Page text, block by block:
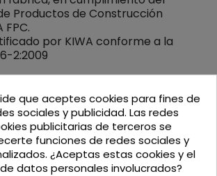
Productos de Construcción
FPC.
por KIWA conforme a la
2:2009
que aceptes cookies para fines de
sociales y publicidad. Las redes
publicitarias de terceros se
funciones de redes sociales y
¿Aceptas estas cookies y el
datos personales involucrados?